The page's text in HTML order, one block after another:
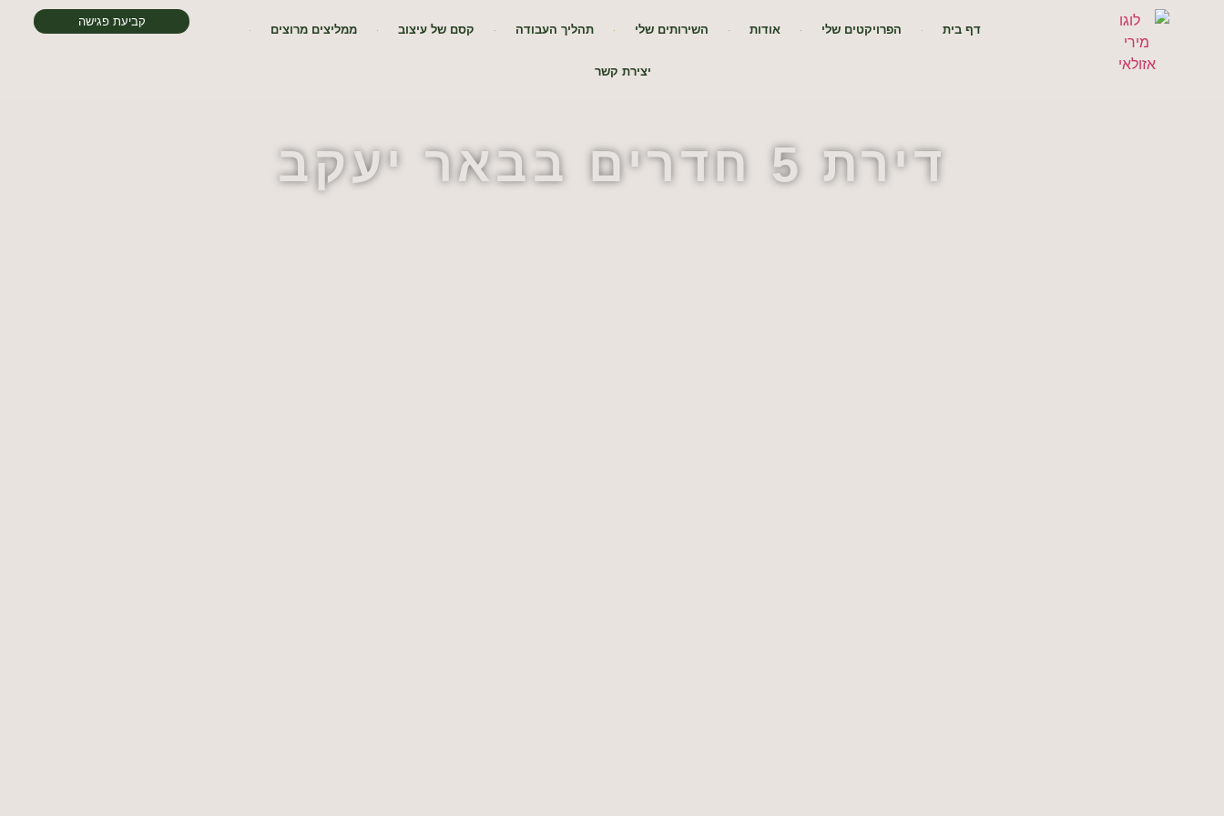
דף בית הפרויקטים שלי אודות השירותים שלי תהליך העבודה קסם של עיצוב ממליצים מרוצים
יצירת קשר
קביעת פגישה
דירת 5 חדרים בבאר יעקב